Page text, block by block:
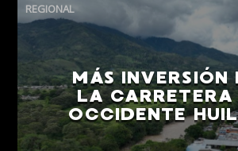
REGIONAL
MÁS INVERSIÓN
LA CARRETERA
OCCIDENTE